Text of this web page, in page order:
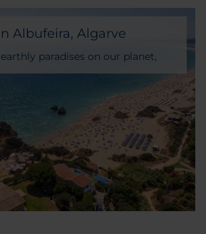
Albufeira, Algarve
paradises on our planet,
than we think. In fact, the
Portugal is home to one of the
the peninsula: Albufeira, the
Algarve region.